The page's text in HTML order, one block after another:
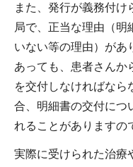
また、発行が義務付
局で、正当な理由（明
いない等の理由）があ
あっても、患者さんか
を交付しなければなら
合、明細書の交付につ
れることがありますの
実際に受けられた治療